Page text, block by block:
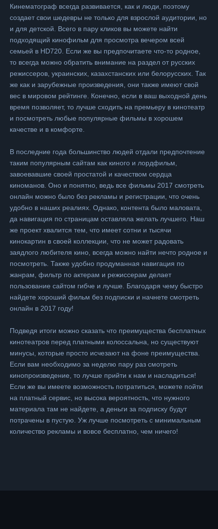
Кинематограф всегда развивается, как и люди, поэтому
создает свои шедевры не только для взрослой аудитории, но
и для детской. Всего в пару кликов вы можете найти
подходящий кинофильм для просмотра вечером всей
семьей в HD720. Если же вы предпочитаете что-то родное,
то всегда можно обратить внимание на раздел от русских
режиссеров, украинских, казахстанских или белорусских. Так
же как и зарубежные произведения, они также имеют свой
вес в мировом рейтинге. Конечно, если в ваш выходной день
время позволяет, то лучше сходить на премьеру в кинотеатр
и посмотреть любые популярные фильмы в хорошем
качестве и в комфорте.
В последние года большинство людей отдали предпочтение
таким популярным сайтам как киного и лордфильм,
завоевавшие своей простатой и качеством сердца
киноманов. Оно и понятно, ведь все фильмы 2017 смотреть
онлайн можно было без рекламы и регистрации, что очень
удобно в наших реалиях. Однако, контента было маловата,
да навигация по страницам оставляла желать лучшего. Наш
же проект хвалится тем, что имеет сотни и тысячи
кинокартин в своей коллекции, что не может радовать
заядлого любителя кино, всегда можно найти нечто родное и
посмотреть. Также удобно продуманная навигация по
жанрам, фильтр по актерам и режиссерам делает
пользование сайтом гибче и лучше. Благодаря чему быстро
найдете хороший фильм без подписки и начнете смотреть
онлайн в 2017 году!
Подведя итоги можно сказать что преимущества бесплатных
кинотеатров перед платными колоссальна, но существуют
минусы, которые просто исчезают на фоне преимущества.
Если вам необходимо за неделю пару раз смотреть
кинопроизведение, то лучше прийти к нам и насладиться!
Если же вы имеете возможность потратиться, можете пойти
на платный сервис, но высока вероятность, что нужного
материала там не найдете, а деньги за подписку будут
потрачены в пустую. Уж лучше посмотреть с минимальным
количество рекламы и вовсе бесплатно, чем ничего!